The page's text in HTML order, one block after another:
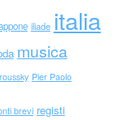
iliade italia
musica
Pier Paolo
brevi registi